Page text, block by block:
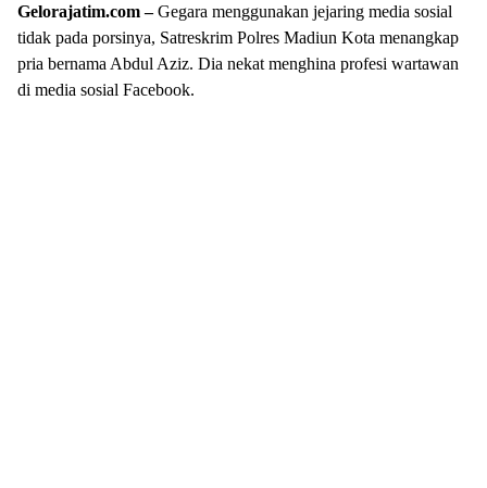
Gelorajatim.com –Gegara menggunakan jejaring media sosial
tidak pada porsinya, Satreskrim Polres Madiun Kota menangkap
pria bernama Abdul Aziz. Dia nekat menghina profesi wartawan
di media sosial Facebook.